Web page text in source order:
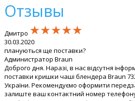
Отзывы
Дмитро ★★★★★
★★★★★
★★★★★
30.03.2020
плануються ще поставки?
Администратор Braun
Доброго дня. Наразі, в нас відсутня
поставки кришки чаші блендера Braun
України. Рекомендуємо оформити
залиште ваш контактний номер телефону